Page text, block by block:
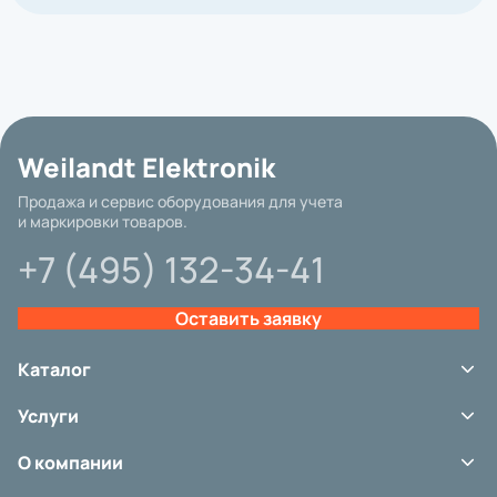
Базовая цена
Weilandt Elektronik
Продажа и сервис оборудования для учета
и маркировки товаров.
+7 (495) 132-34-41
Оставить заявку
Каталог
Сканеры штрих-кода
Аксессуары
Расходные материалы
Услуги
Аренда оборудования
О компании